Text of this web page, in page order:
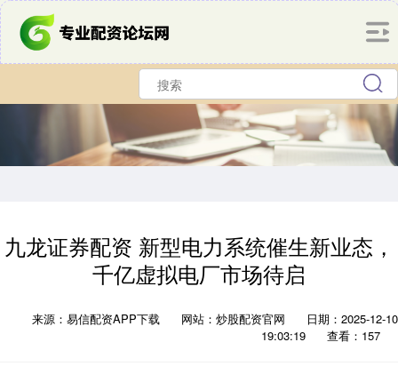
九龙证券配资 新型电力系统催生新业态，
千亿虚拟电厂市场待启
来源：易信配资APP下载 网站：炒股配资官网
日期：2025-12-10
19:03:19
查看：157